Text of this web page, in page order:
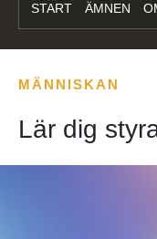
START ÄMNEN
MÄNNISKAN
Lär dig